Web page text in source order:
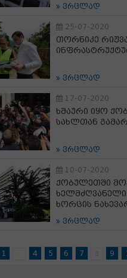
ვრცლად
25-07-2020
თორნიკე
ვრცლად
17-07-2020
ხმაური იყო
სახლთან
ვრცლად
10-07-2020
ქობულეთში
ხორცის
ვრცლად
1 4 5 6 7 9